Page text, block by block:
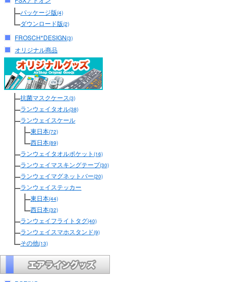
パッケージ版(4)
ダウンロード版(2)
FROSCH*DESIGN(3)
オリジナル商品
抗菌マスクケース(3)
ランウェイタオル(38)
ランウェイスケール
東日本(72)
西日本(89)
ランウェイタオルポケット (16)
ランウェイマスキングテープ(30)
ランウェイマグネットバー(20)
ランウェイステッカー
東日本(44)
西日本(32)
ランウェイフライトタグ(40)
ランウェイスマホスタンド(9)
その他(13)